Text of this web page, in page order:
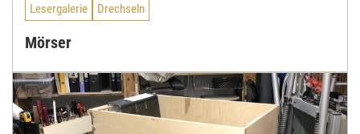
Lesergalerie Drechseln
Mörser